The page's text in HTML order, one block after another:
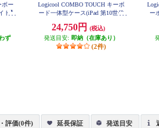
ボー
ト】
ず
Logicool COMBO TOUCH キーボ
ード一体型ケース(iPad 第10世代
24,750円
(税込)
発送目安: 即納（在庫あり）
(2件)
ー
評価(0件) 延長保証 発送目安